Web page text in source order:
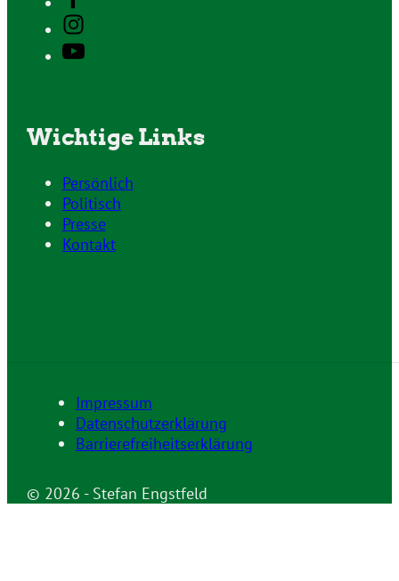
Wichtige Links
Persönlich
Politisch
Presse
Kontakt
© 2026 - Stefan Engstfeld
Impressum
Datenschutzerklärung
Barrierefreiheitserklärung